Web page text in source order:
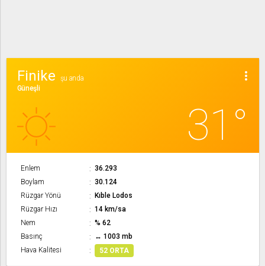
more_vert
Finike
şu anda
Güneşli
31°
Enlem
36.293
Boylam
30.124
Rüzgar Yönü
Kıble Lodos
Rüzgar Hızı
14 km/sa
Nem
% 62
Basınç
↔ 1003 mb
Hava Kalitesi
52 ORTA